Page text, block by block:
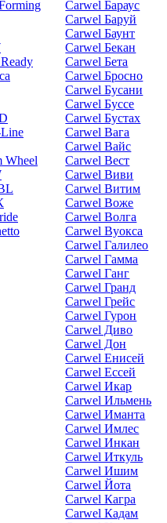
Wheel
Carwel Бараус
Carwel Баруй
Carwel Баунт
Carwel Бекан
Carwel Бета
Carwel Бросно
Carwel Бусани
Carwel Буссе
Carwel Бустах
Carwel Вага
Carwel Вайс
Carwel Вест
Carwel Виви
Carwel Витим
Carwel Воже
Carwel Волга
Carwel Вуокса
Carwel Галилео
Carwel Гамма
Carwel Ганг
Carwel Гранд
Carwel Грейс
Carwel Гурон
Carwel Диво
Carwel Дон
Carwel Енисей
Carwel Ессей
Carwel Икар
Carwel Ильмень
Carwel Иманта
Carwel Имлес
Carwel Инкан
Carwel Иткуль
Carwel Ишим
Carwel Йота
Carwel Кагра
Carwel Кадам